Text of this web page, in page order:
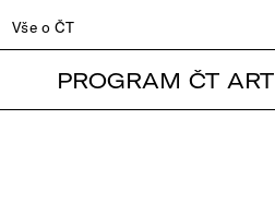
Vše o ČT
PROGRAM ČT ART